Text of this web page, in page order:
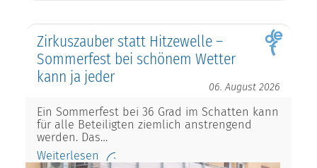
Zirkuszauber statt Hitzewelle –
Sommerfest bei schönem Wetter
kann ja jeder
06. August 2026
Ein Sommerfest bei 36 Grad im Schatten kann
für alle Beteiligten ziemlich anstrengend
werden. Das…
Weiterlesen